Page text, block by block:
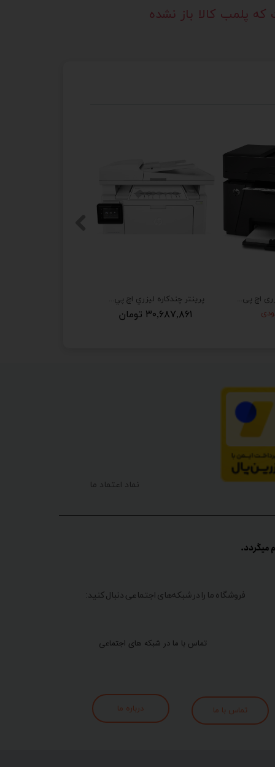
پلمب کالا باز نشده
پرينتر چندکاره ليزري اچ پي مدل LaserJet Pro MFP M130fw
۳۰,۶۸۷,۸۶۱ تومان
پرینتر چندکاره لیزری اچ پی مدل M127fw
فروشگاه ما را در شبکه‌های اجتماعی دنبال کنید:
نماد اعتماد ما
تماس با ما درباره ما
تماس با ما در شبکه های اجتماعی
میگردد.​​​​​​​